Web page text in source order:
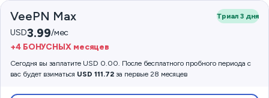
VeePN Max Триал 3 дня
USD3.99/мес
+4 БОНУСНЫХ месяцев
Сегодня вы заплатите USD 0.00. После бесплатного пробного периода с
вас будет взиматься USD 111.72 за первые 28 месяцев